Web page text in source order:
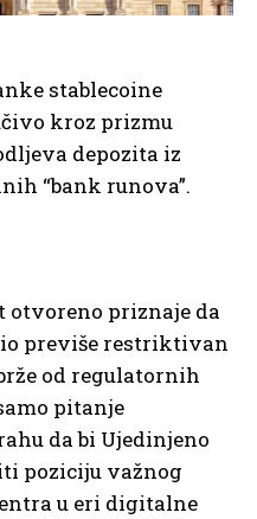
stablecoine
kroz prizmu
depozita iz
“bank runova”.
priznaje da
previše restriktivan
od regulatornih
pitanje
da bi Ujedinjeno
poziciju važnog
u eri digitalne